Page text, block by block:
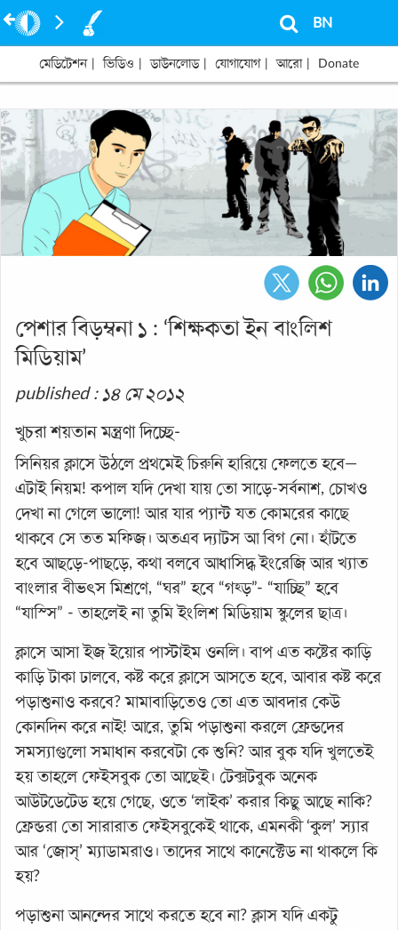
BN
মেডিটেশন ভিডিও ডাউনলোড যোগাযোগ আরো Donate
পেশার বিড়ম্বনা ১ : ‘শিক্ষকতা ইন বাংলিশ
মিডিয়াম’
published : ১৪ মে ২০১২
খুচরা শয়তান মন্ত্রণা দিচ্ছে-
সিনিয়র ক্লাসে উঠলে প্রথমেই চিরুনি হারিয়ে ফেলতে হবে—
এটাই নিয়ম! কপাল যদি দেখা যায় তো সাড়ে-সর্বনাশ, চোখও
দেখা না গেলে ভালো! আর যার প্যান্ট যত কোমরের কাছে
থাকবে সে তত মফিজ। অতএব দ্যাটস আ বিগ নো। হাঁটতে
হবে আছড়ে-পাছড়ে, কথা বলবে আধাসিদ্ধ ইংরেজি আর খ্যাত
বাংলার বীভৎস মিশ্রণে, “ঘর” হবে “গহ্ড়”- “যাচ্ছি” হবে
“যাস্সি” - তাহলেই না তুমি ইংলিশ মিডিয়াম স্কুলের ছাত্র।
ক্লাসে আসা ইজ ইয়োর পাস্টাইম ওনলি। বাপ এত কষ্টের কাড়ি
কাড়ি টাকা ঢালবে, কষ্ট করে ক্লাসে আসতে হবে, আবার কষ্ট করে
পড়াশুনাও করবে? মামাবাড়িতেও তো এত আবদার কেউ
কোনদিন করে নাই! আরে, তুমি পড়াশুনা করলে ফ্রেন্ডদের
সমস্যাগুলো সমাধান করবেটা কে শুনি? আর বুক যদি খুলতেই
হয় তাহলে ফেইসবুক তো আছেই। টেক্সটবুক অনেক
আউটডেটেড হয়ে গেছে, ওতে ‘লাইক’ করার কিছু আছে নাকি?
ফ্রেন্ডরা তো সারারাত ফেইসবুকেই থাকে, এমনকী ‘কুল’ স্যার
আর ‘জোস্’ ম্যাডামরাও। তাদের সাথে কানেক্টেড না থাকলে কি
হয়?
পড়াশুনা আনন্দের সাথে করতে হবে না? ক্লাস যদি একটু